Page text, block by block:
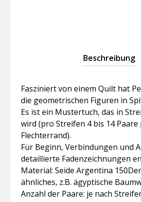
Beschreibung
Fasziniert von einem Quilt hat
die geometrischen Figuren in
Es ist ein Mustertuch, das in
wird (pro Streifen 4 bis 14 Paare
Flechterrand).
Für Beginn, Verbindungen und
detaillierte Fadenzeichnungen
Material: Seide Argentina
ähnliches, z.B. ägyptische
Anzahl der Paare: je nach